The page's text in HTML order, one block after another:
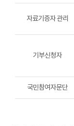
자료기증자 관리
기부신청자
국민참여자문단